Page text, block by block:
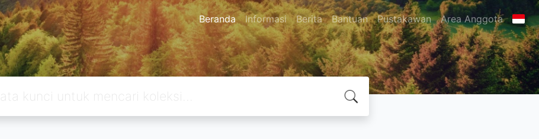
Beranda Informasi Berita Bantuan Pustakawan Area Anggota